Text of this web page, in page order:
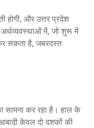
होगी, और उत्तर प्रदेश
अर्थव्यवस्थाओं में, जो शुरू में
सकता है, जबरदस्त
सामना कर रहा है। हाल के
केवल दो दशकों की